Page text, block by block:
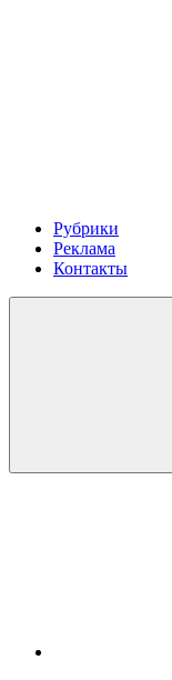
Рубрики
Реклама
Контакты